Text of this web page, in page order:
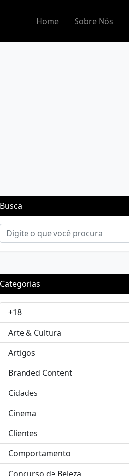
Home Sobre Nós
Busca
Categorias
+18
Arte & Cultura
Artigos
Branded Content
Cidades
Cinema
Clientes
Comportamento
Concurso de Beleza